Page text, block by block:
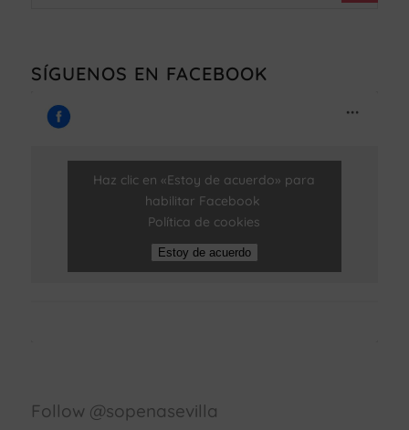
SÍGUENOS EN FACEBOOK
Haz clic en «Estoy de acuerdo» para
habilitar Facebook
Política de cookies
Estoy de acuerdo
Follow @sopenasevilla